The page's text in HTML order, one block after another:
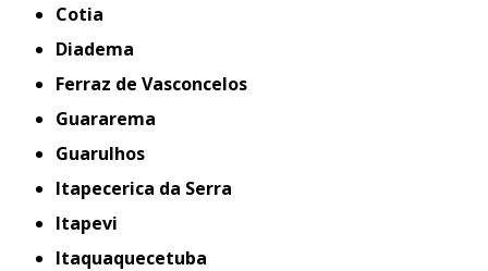
Cotia
Diadema
Ferraz de Vasconcelos
Guararema
Guarulhos
Itapecerica da Serra
Itapevi
Itaquaquecetuba